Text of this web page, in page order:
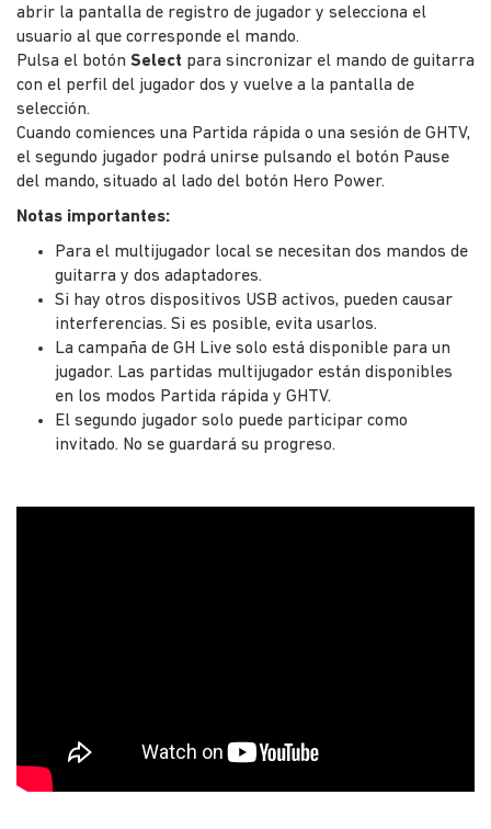
abrir la pantalla de registro de jugador y selecciona el
usuario al que corresponde el mando.
Pulsa el botón Select para sincronizar el mando de guitarra
con el perfil del jugador dos y vuelve a la pantalla de
selección.
Cuando comiences una Partida rápida o una sesión de GHTV,
el segundo jugador podrá unirse pulsando el botón Pause
del mando, situado al lado del botón Hero Power.
Notas importantes:
Para el multijugador local se necesitan dos mandos de
guitarra y dos adaptadores.
Si hay otros dispositivos USB activos, pueden causar
interferencias. Si es posible, evita usarlos.
La campaña de GH Live solo está disponible para un
jugador. Las partidas multijugador están disponibles
en los modos Partida rápida y GHTV.
El segundo jugador solo puede participar como
invitado. No se guardará su progreso.